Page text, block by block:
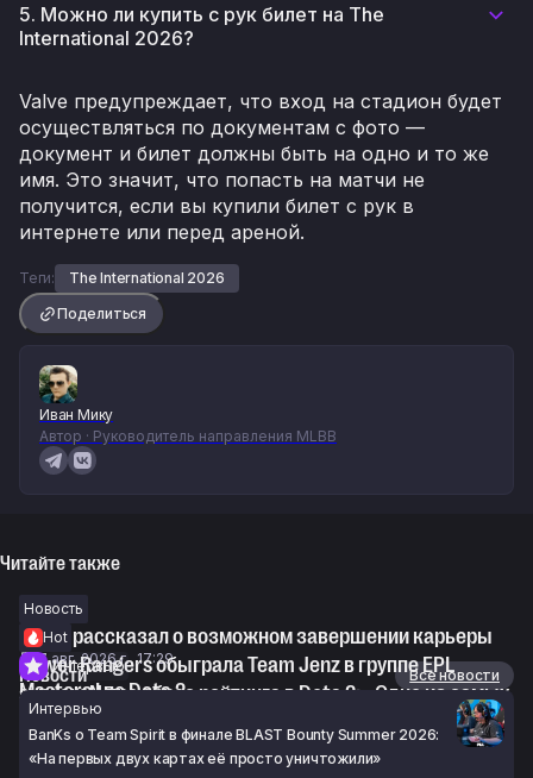
5. Можно ли купить с рук билет на The
International 2026?
Valve предупреждает, что вход на стадион будет
осуществляться по документам с фото —
документ и билет должны быть на одно и то же
имя. Это значит, что попасть на матчи не
получится, если вы купили билет с рук в
интернете или перед ареной.
Теги:
The International 2026
Поделиться
Иван Мику
Автор · Руководитель направления MLBB
Читайте также
Новость
Astini рассказал о возможном завершении карьеры
7 авг. 2026 г., 17:29
Hot
Power Rangers обыграла Team Jenz в группе EPL
Masters I по Dota 2
7 авг. 2026 г., 17:24
Интервью
syndereN про сброс рейтинга в Dota 2: «Одно из самых
значительных изменений за последние пять лет»
7 авг. 2026 г., 16:22
Новости
Все новости
Интервью
BanKs о Team Spirit в финале BLAST Bounty Summer 2026:
«На первых двух картах её просто уничтожили»